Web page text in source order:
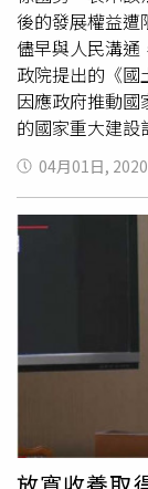
後的發展權益遭
儘早與人民溝通
政院提出的《
因應政府推動國
的國家重大建設
畫；第45條修
土功能分區圖
成」。這兩項被
停不處理第15條
《國土計劃法》
專）管碧玲指
會與執政團隊
並不代表政院
人民財產保障問
展權益受限的
委員會下週將
希望一星期內就
完成修法並公告
04月01日, 2020